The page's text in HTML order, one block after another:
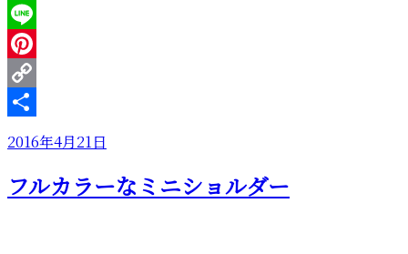
Twitter
Line
Pinterest
Copy
投
日:
2016年4月21日
フルカラーなミニショルダー